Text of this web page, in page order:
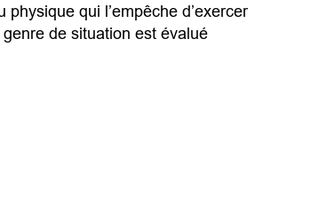
qui l’empêche d’exercer
de situation est évalué